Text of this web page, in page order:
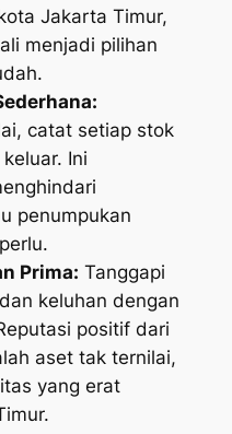
Jakarta Timur,
menjadi pilihan
catat setiap stok
Ini
penumpukan
Prima: Tanggapi
keluhan dengan
positif dari
aset tak ternilai,
yang erat